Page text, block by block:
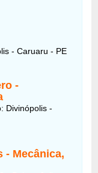
- Caruaru - PE
-
Divinópolis -
- Mecânica,